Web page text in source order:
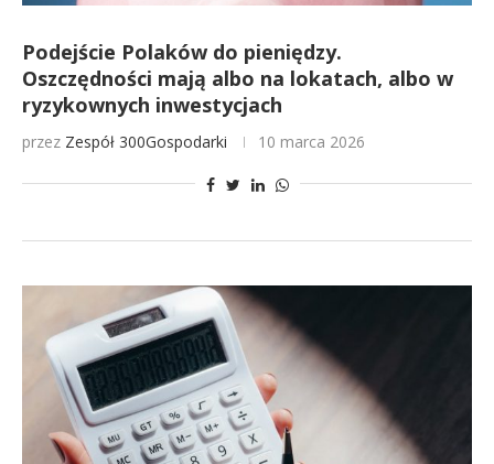
Podejście Polaków do pieniędzy.
Oszczędności mają albo na lokatach, albo w
ryzykownych inwestycjach
przez Zespół 300Gospodarki 10 marca 2026